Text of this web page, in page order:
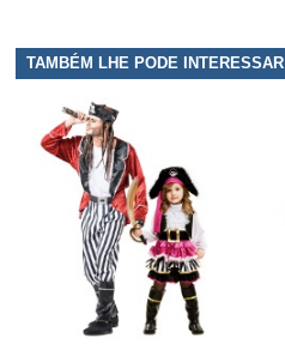
TAMBÉM LHE PODE INTERESSAR